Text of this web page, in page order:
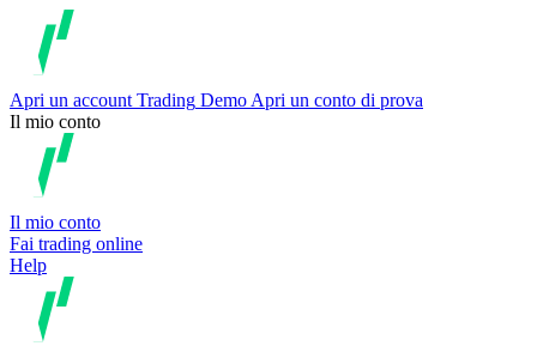
Apri un account Trading Demo Apri un conto di prova
Il mio conto
Il mio conto
Fai trading online
Help